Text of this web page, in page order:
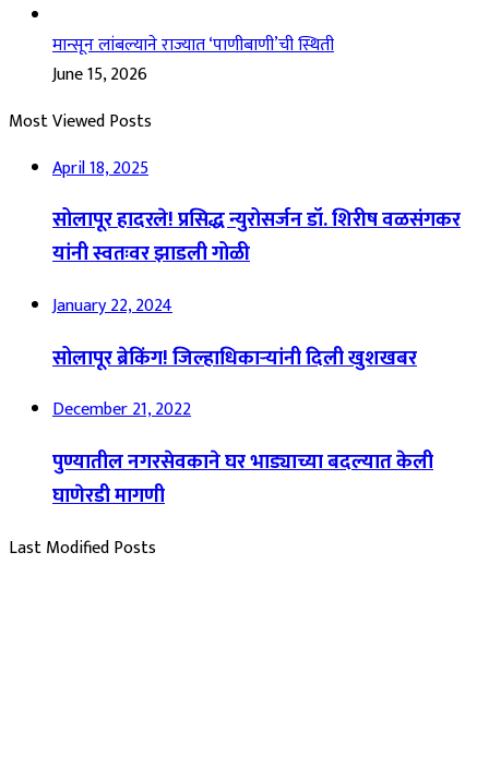
मान्सून लांबल्याने राज्यात ‘पाणीबाणी’ची स्थिती
June 15, 2026
Most Viewed Posts
April 18, 2025
सोलापूर हादरले! प्रसिद्ध न्युरोसर्जन डॉ. शिरीष वळसंगकर
यांनी स्वतःवर झाडली गोळी
January 22, 2024
सोलापूर ब्रेकिंग! जिल्हाधिकाऱ्यांनी दिली खुशखबर
December 21, 2022
पुण्यातील नगरसेवकाने घर भाड्याच्या बदल्यात केली
घाणेरडी मागणी
Last Modified Posts